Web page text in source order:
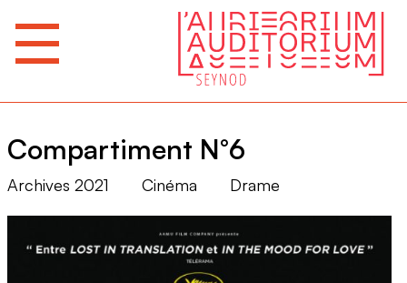
Compartiment N°6
Archives 2021 Cinéma Drame